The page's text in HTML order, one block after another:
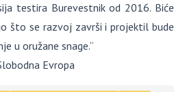
testira Burevestnik od 2016. Biće
što se razvoj završi i projektil bude
u oružane snage.“
Evropa